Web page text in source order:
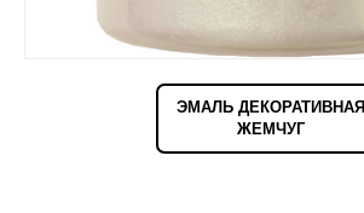
ЭМАЛЬ ДЕКОРАТИВНАЯ
ЖЕМЧУГ